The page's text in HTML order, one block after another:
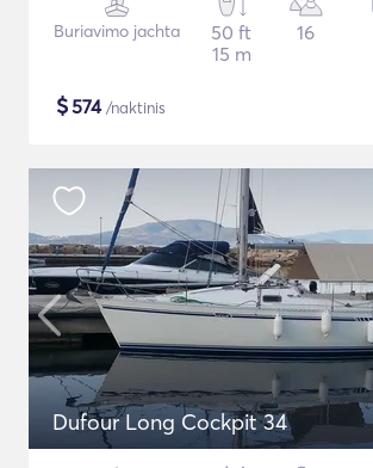
Buriavimo jachta
50 ft
15 m
16
$574/naktinis
Dufour Long Cockpit 34